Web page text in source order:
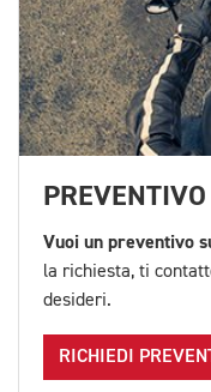
PREVENTIVO
Vuoi un preventivo
la richiesta, ti
desideri.
RICHIEDI